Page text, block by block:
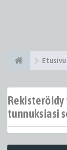
Etusivu
tunnuksiasi